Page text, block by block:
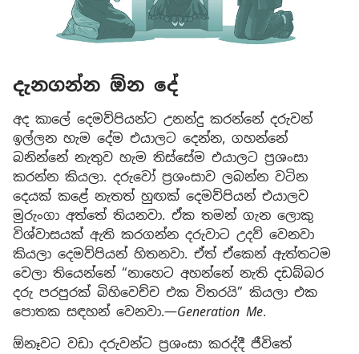
දැනගන්න ඕන දේ
අද කාලේ දෙමව්පියන්ට උනන්දු කරන්නේ දරුවන්
ඉල්ලන හැම දේම එයාලට දෙන්න, ගහන්නේ
බනින්නේ නැතුව හැම තිස්සේම එයාලට ප්‍රශංසා
කරන්න කියලා. දරුවෝ ප්‍රශංසාව ලබන්න වටින
දෙයක් කළේ නැතත් හුඟක් දෙමව්පියන් එයාලව
මුරුංගා අත්තේ තියනවා. ඒක තමන් ගැන ලොකු
විශ්වාසයක් ඇති කරගන්න දරුවාට උදව් වෙනවා
කියලා දෙමව්පියන් හිතනවා. ඒත් ඒකෙන් ඇත්තටම
වෙලා තියෙන්නේ “නාහෙට අහන්නේ නැති දඩබ්බර
දරු පරපුරක් බිහිවෙච්ච එක විතරයි” කියලා එක
පොතක සඳහන් වෙනවා.—Generation Me.
ඕනෑවට වඩා දරුවන්ට ප්‍රශංසා කරද්දී ජීවිතේ